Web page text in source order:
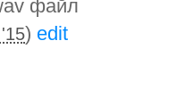
файл
) edit